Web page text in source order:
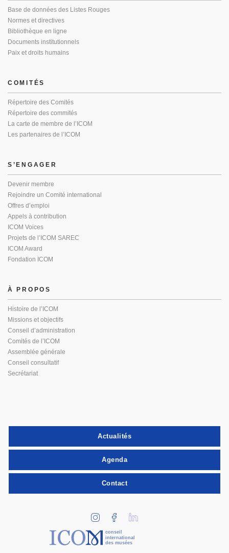
Base de données des Listes Rouges
Normes et directives
Bibliothèque en ligne
Documents institutionnels
Paix et droits humains
COMITÉS
Répertoire des Comités
Répertoire des commités
La carte de membre de l’ICOM
Les partenaires de l’ICOM
S’ENGAGER
Devenir membre
Rejoindre un Comité international
Offres d’emploi
Appels à contribution
ICOM Voices
Projets de l’ICOM SAREC
ICOM Award
Fondation ICOM
À PROPOS
Histoire de l’ICOM
Missions et objectifs
Conseil d’administration
Comités de l’ICOM
Assemblée générale
Conseil consultatif
Secrétariat
Actualités
Agenda
Contact
conseil
international
des musées